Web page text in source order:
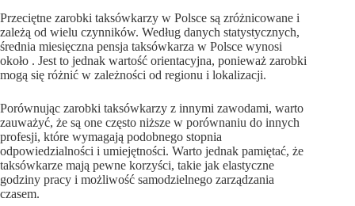
Przeciętne zarobki taksówkarzy w Polsce są zróżnicowane i
zależą od wielu czynników. Według danych statystycznych,
średnia miesięczna pensja taksówkarza w Polsce wynosi
około . Jest to jednak wartość orientacyjna, ponieważ zarobki
mogą się różnić w zależności od regionu i lokalizacji.
Porównując zarobki taksówkarzy z innymi zawodami, warto
zauważyć, że są one często niższe w porównaniu do innych
profesji, które wymagają podobnego stopnia
odpowiedzialności i umiejętności. Warto jednak pamiętać, że
taksówkarze mają pewne korzyści, takie jak elastyczne
godziny pracy i możliwość samodzielnego zarządzania
czasem.